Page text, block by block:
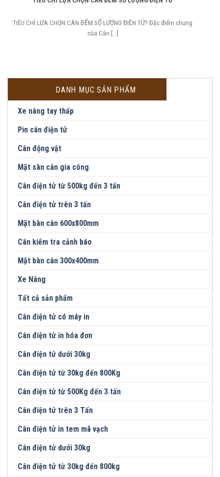
TIÊU CHÍ LỰA CHỌN CÂN ĐẾM SỐ LƯỢNG ĐIỆN TỬ? Đặc điểm chung
của Cân [...]
DANH MỤC SẢN PHẨM
Xe nâng tay thấp
Pin cân điện tử
Cân động vật
Mặt sàn cân gia công
Cân điện tử từ 500kg đến 3 tấn
Cân điện tử trên 3 tấn
Mặt bàn cân 600x800mm
Cân kiểm tra cảnh báo
Mặt bàn cân 300x400mm
Xe Nâng
Tất cả sản phẩm
Cân điện tử có máy in
Cân điện tử in hóa đơn
Cân điện tử dưới 30kg
Cân điện tử từ 30kg đến 800Kg
Cân điện tử từ 500Kg đến 3 tấn
Cân điện tử trên 3 Tấn
Cân điện tử in tem mã vạch
Cân điện tử dưới 30kg
Cân điện tử từ 30kg đến 800kg